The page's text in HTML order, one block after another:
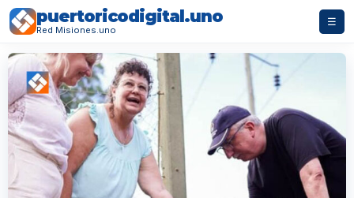
puertoricodigital.uno
Red Misiones.uno
☰